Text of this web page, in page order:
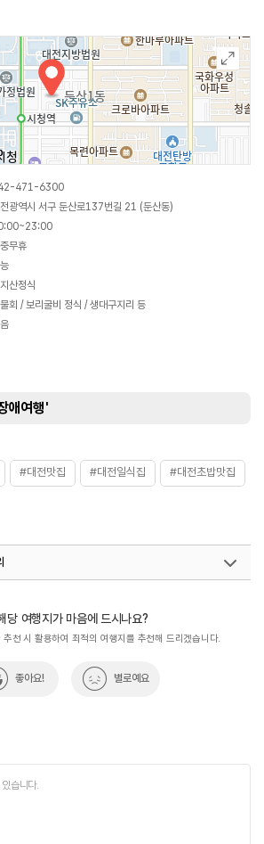
471-6300
광역시 서구 둔산로137번길 21 (둔산동)
무휴
산정식
회 / 보리굴비 정식 / 생대구지리 등
애여행'
#대전맛집 #대전일식집 #대전초밥맛집
당 여행지가 마음에 드시나요?
천 시 활용하여 최적의 여행지를 추천해 드리겠습니다.
좋아요! 별로예요